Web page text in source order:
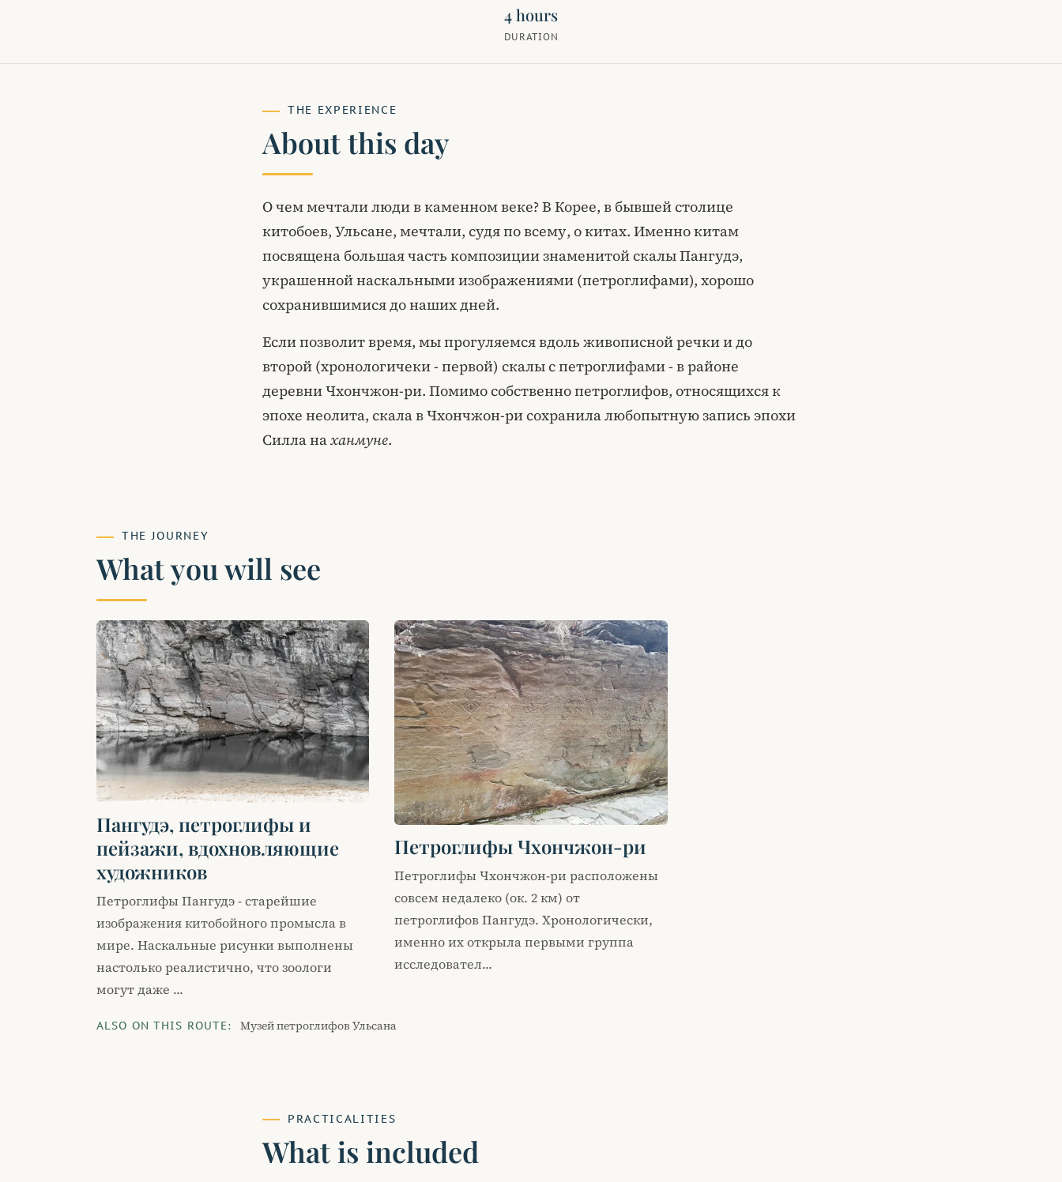
4 hours
DURATION
THE EXPERIENCE
About this day
О чем мечтали люди в каменном веке? В Корее, в бывшей столице
китобоев, Ульсане, мечтали, судя по всему, о китах. Именно китам
посвящена большая часть композиции знаменитой скалы Пангудэ,
украшенной наскальными изображениями (петроглифами), хорошо
сохранившимися до наших дней.
Если позволит время, мы прогуляемся вдоль живописной речки и до
второй (хронологичеки - первой) скалы с петроглифами - в районе
деревни Чхончжон-ри. Помимо собственно петроглифов, относящихся к
эпохе неолита, скала в Чхончжон-ри сохранила любопытную запись эпохи
Силла наханмуне.
THE JOURNEY
What you will see
Пангудэ, петроглифы и
пейзажи, вдохновляющие
художников
Петроглифы Пангудэ - старейшие
изображения китобойного промысла в
мире. Наскальные рисунки выполнены
настолько реалистично, что зоологи
могут даже ...
Петроглифы Чхончжон-ри
Петроглифы Чхончжон-ри расположены
совсем недалеко (ок. 2 км) от
петроглифов Пангудэ. Хронологически,
именно их открыла первыми группа
исследовател...
ALSO ON THIS ROUTE: Музей петроглифов Ульсана
PRACTICALITIES
What is included